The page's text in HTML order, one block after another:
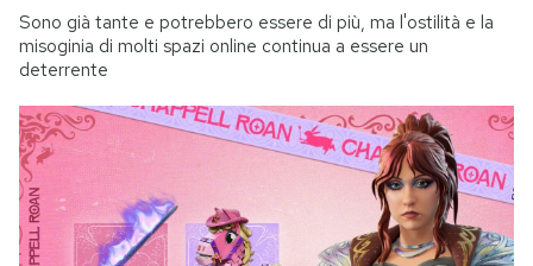
Sono già tante e potrebbero essere di più, ma l'ostilità e la
misoginia di molti spazi online continua a essere un
deterrente